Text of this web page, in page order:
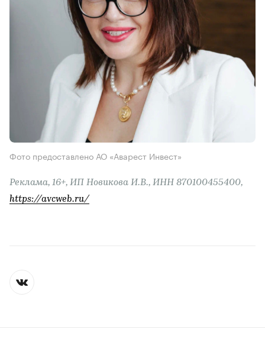
Фото предоставлено АО «Аварест Инвест»
Реклама, 16+, ИП Новикова И.В., ИНН 870100455400,
https://avcweb.ru/